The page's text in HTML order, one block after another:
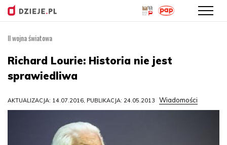
treści
II wojna światowa
Richard Lourie: Historia nie jest
sprawiedliwa
AKTUALIZACJA: 14.07.2016, PUBLIKACJA: 24.05.2013 Wiadomości